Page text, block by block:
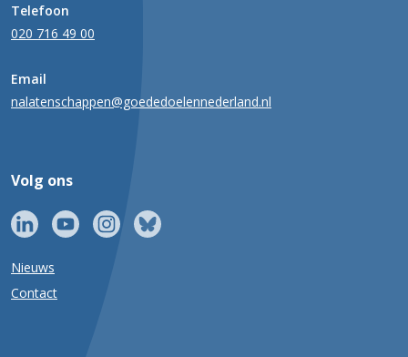
Telefoon
020 716 49 00
Email
nalatenschappen@goededoelennederland.nl
Volg ons
Nieuws
Contact